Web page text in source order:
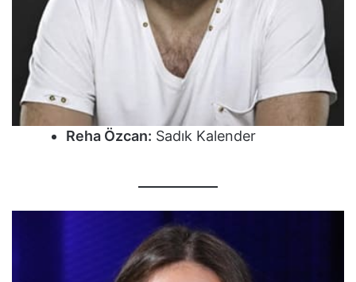
Reha Özcan: Sadık Kalender